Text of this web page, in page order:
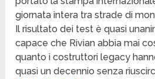
giornata intera tra strade di
Il risultato dei test è quasi
capace che Rivian abbia mai
quanto i costruttori legacy
quasi un decennio senza